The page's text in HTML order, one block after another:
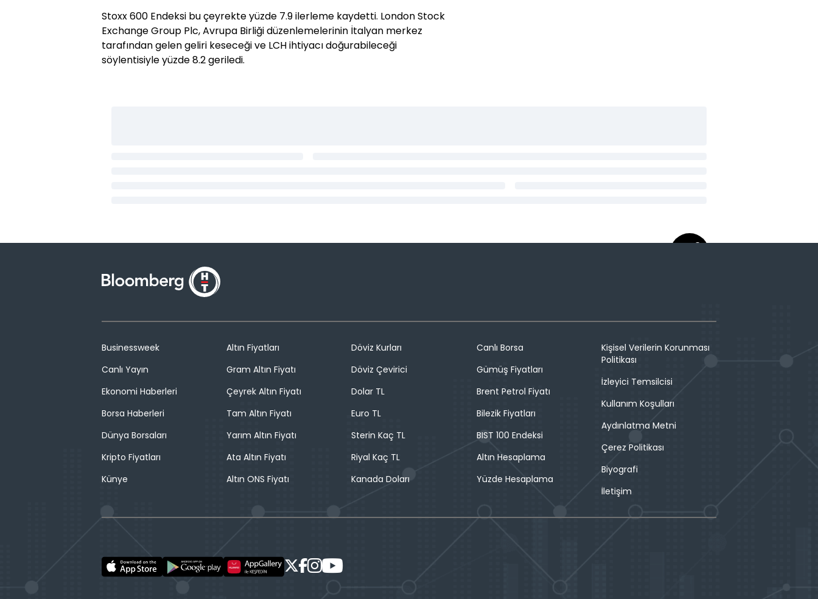
Stoxx 600 Endeksi bu çeyrekte yüzde 7.9 ilerleme kaydetti. London Stock
Exchange Group Plc, Avrupa Birliği düzenlemelerinin İtalyan merkez
tarafından gelen geliri keseceği ve LCH ihtiyacı doğurabileceği
söylentisiyle yüzde 8.2 geriledi.
Businessweek
Canlı Yayın
Ekonomi Haberleri
Borsa Haberleri
Dünya Borsaları
Kripto Fiyatları
Künye
Altın Fiyatları
Gram Altın Fiyatı
Çeyrek Altın Fiyatı
Tam Altın Fiyatı
Yarım Altın Fiyatı
Ata Altın Fiyatı
Altın ONS Fiyatı
Döviz Kurları
Döviz Çevirici
Dolar TL
Euro TL
Sterin Kaç TL
Riyal Kaç TL
Kanada Doları
Canlı Borsa
Gümüş Fiyatları
Brent Petrol Fiyatı
Bilezik Fiyatları
BIST 100 Endeksi
Altın Hesaplama
Yüzde Hesaplama
Kişisel Verilerin Korunması
Politikası
İzleyici Temsilcisi
Kullanım Koşulları
Aydınlatma Metni
Çerez Politikası
Biyografi
İletişim